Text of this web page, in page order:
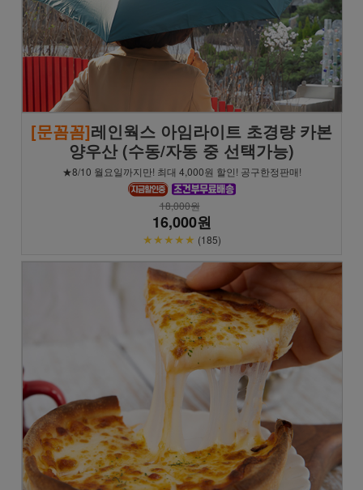
[문꼼꼼]레인웍스 아임라이트 초경량 카본
양우산 (수동/자동 중 선택가능)
★8/10 월요일까지만! 최대 4,000원 할인! 공구한정판매!
18,000원
16,000원
★★★★★ (185)